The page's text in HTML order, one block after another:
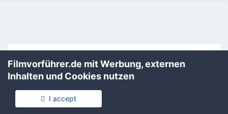
Impressum / Datenschutzerklärung
Nutzungsbedingungen
Filmvorführer.de mit Werbung, externen
Inhalten und Cookies nutzen
I accept